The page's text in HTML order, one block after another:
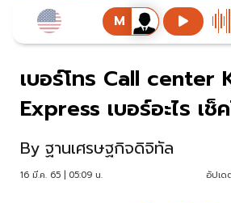
เบอร์โทร Call center
Express เบอร์อะไร เช็
By ฐานเศรษฐกิจดิจิทัล
16 มี.ค. 65 | 05:09 น. อัปเด